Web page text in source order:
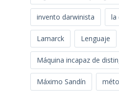
invento darwinista la
Lamarck Lenguaje
Máquina incapaz de
Máximo Sandín